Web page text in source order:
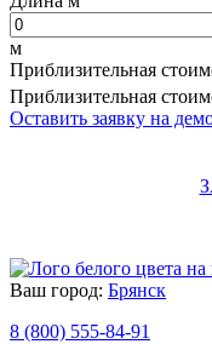
м
Приблизительная
Приблизительная
Оставить заявку на
Ваш город: Брянск
8 (800) 555-84-91